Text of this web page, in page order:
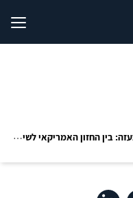
האמריקאי לשיקולים הביטחוניים של ישראל